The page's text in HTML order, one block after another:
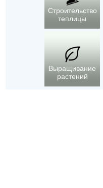
Строительство
теплицы
Выращивание
растений